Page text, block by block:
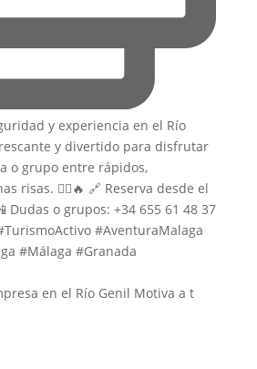
en el Río Genil Motiva a t